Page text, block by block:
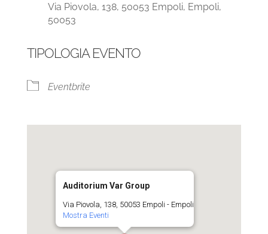
Via Piovola, 138, 50053 Empoli, Empoli,
50053
TIPOLOGIA EVENTO
Eventbrite
Auditorium Var Group
Via Piovola, 138, 50053 Empoli - Empoli
Mostra Eventi